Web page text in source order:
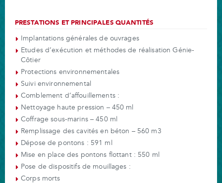
PRESTATIONS ET PRINCIPALES QUANTITÉS
Implantations générales de ouvrages
Etudes d’exécution et méthodes de réalisation Génie-
Côtier
Protections environnementales
Suivi environnemental
Comblement d’affouillements :
Nettoyage haute pression – 450 ml
Coffrage sous-marins – 450 ml
Remplissage des cavités en béton – 560 m3
Dépose de pontons : 591 ml
Mise en place des pontons flottant : 550 ml
Pose de dispositifs de mouillages :
Corps morts